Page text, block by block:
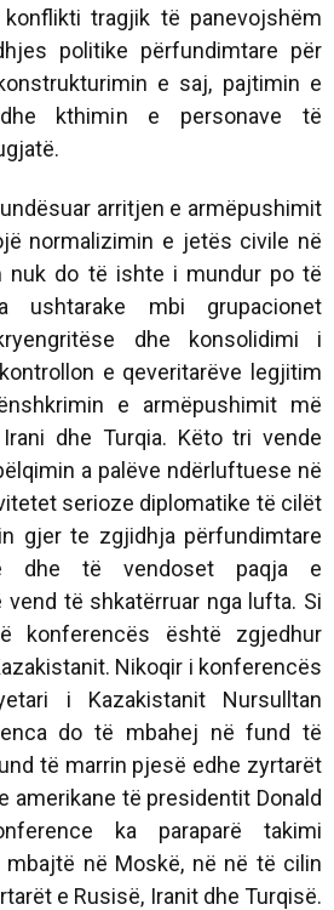
tragjik të panevojshëm
politike përfundimtare për
e saj, pajtimin e
kthimin e personave të
arritjen e armëpushimit
normalizimin e jetës civile në
nuk do të ishte i mundur po të
ushtarake mbi grupacionet
dhe konsolidimi i
e qeveritarëve legjitim
e armëpushimit më
dhe Turqia. Këto tri vende
a palëve ndërluftuese në
serioze diplomatike të cilët
gjer te zgjidhja përfundimtare
dhe të vendoset paqja e
të shkatërruar nga lufta. Si
konferencës është zgjedhur
Nikoqir i konferencës
i Kazakistanit Nursulltan
do të mbahej në fund të
të marrin pjesë edhe zyrtarët
amerikane të presidentit Donald
ka paraparë takimi
në Moskë, në në të cilin
e Rusisë, Iranit dhe Turqisë.